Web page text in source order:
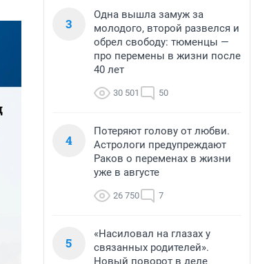
3
Одна вышла замуж за
молодого, второй развелся и
обрел свободу: тюменцы —
про перемены в жизни после
40 лет
30 501 50
4
Потеряют голову от любви.
Астрологи предупреждают
Раков о переменах в жизни
уже в августе
26 750 7
5
«Насиловал на глазах у
связанных родителей».
Новый поворот в деле